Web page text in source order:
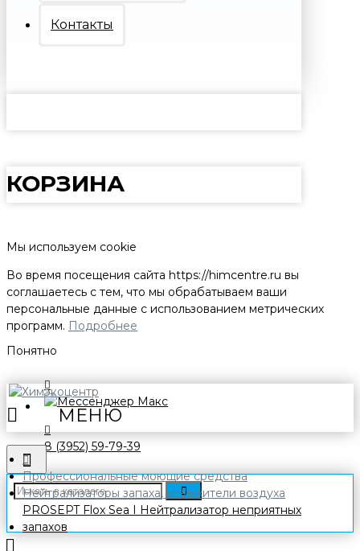
Контакты
КОРЗИНА
Мы используем cookie
Во время посещения сайта https://himcentre.ru вы
соглашаетесь с тем, что мы обрабатываем ваши
персональные данные с использованием метрических
программ. Подробнее
Понятно
8 (3952) 59-79-39
Профессиональные моющие средства
Нейтрализаторы запаха, освежители воздуха
PROSEPT Flox Sea I Нейтрализатор неприятных
запахов